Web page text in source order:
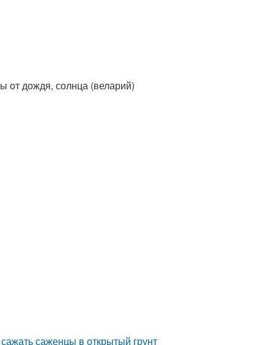
дождя, солнца (веларий)
саженцы в открытый грунт